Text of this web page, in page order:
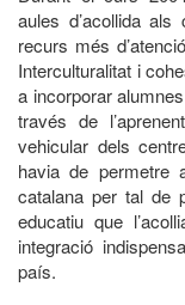
aules d’acollida
recurs més
Interculturalitat i
a incorporar
través de
vehicular dels
havia de permetre
catalana per tal de
educatiu que
integració
país.